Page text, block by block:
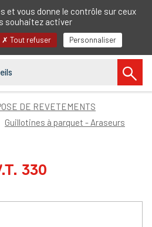
FR
DE REVETEMENTS
Guillotines à parquet - Araseurs
330
et vous donne le contrôle sur ceux
souhaitez activer
Tout refuser Personnaliser